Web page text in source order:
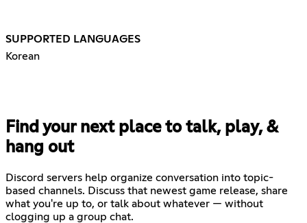
SUPPORTED LANGUAGES
Korean
Find your next place to talk, play, &
hang out
Discord servers help organize conversation into topic-
based channels. Discuss that newest game release, share
what you're up to, or talk about whatever — without
clogging up a group chat.